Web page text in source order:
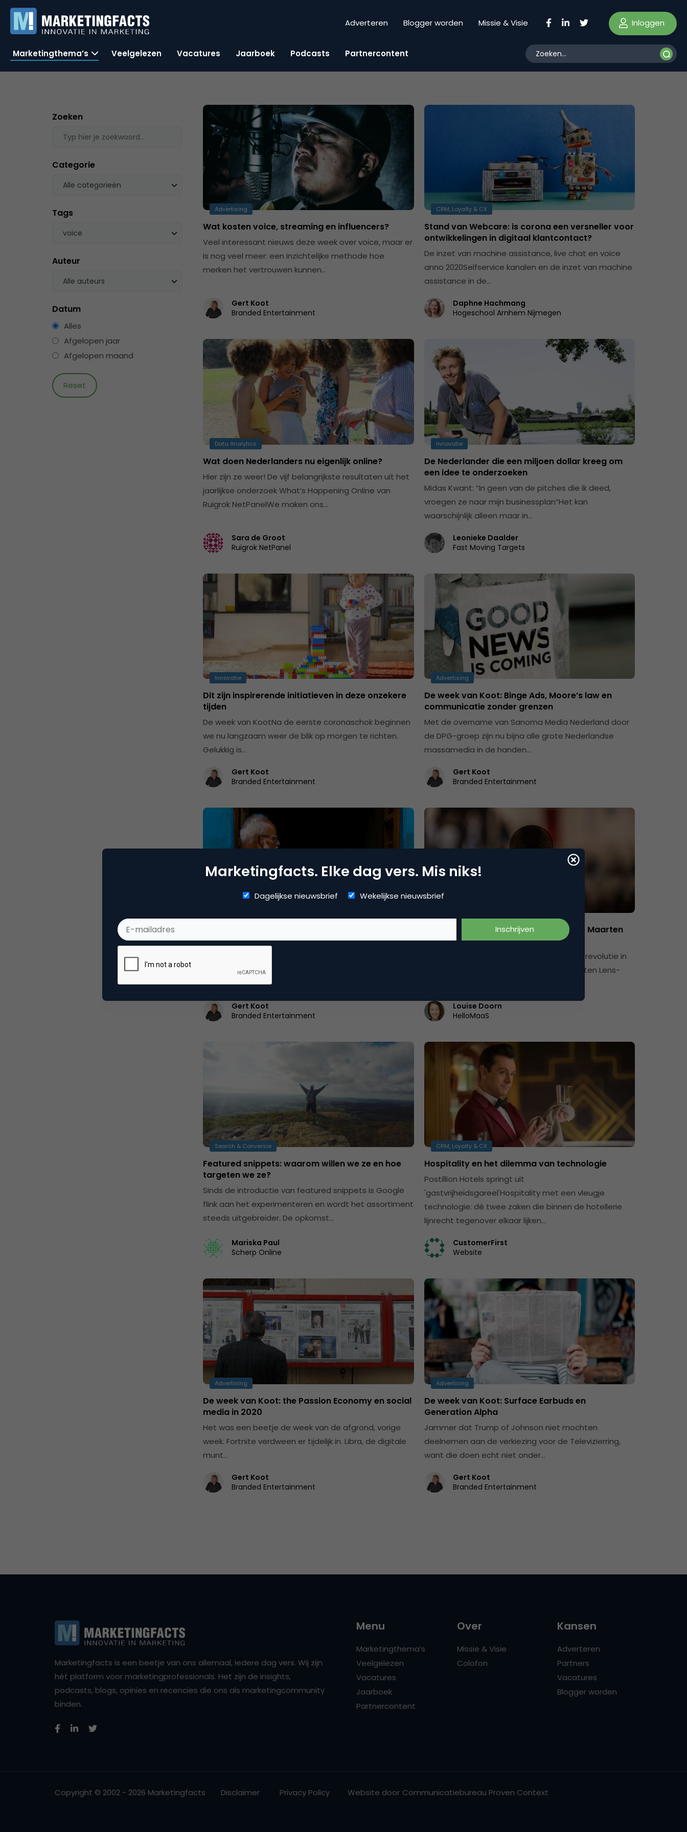
Adverteren Blogger worden Missie & Visie Inloggen
Marketingthema’s Veelgelezen Vacatures Jaarboek Podcasts Partnercontent
Zoeken
Categorie
Alle categorieën
Tags
voice
Auteur
Alle auteurs
Datum
Alles
Afgelopen jaar
Afgelopen maand
Advertising
Wat kosten voice, streaming en influencers?
Veel interessant nieuws deze week over voice, maar er
is nog veel meer: een inzichtelijke methode hoe
merken het vertrouwen kunnen…
Gert Koot
Branded Entertainment
CRM, Loyalty & CX
Stand van Webcare: is corona een versneller voor
ontwikkelingen in digitaal klantcontact?
De inzet van machine assistance, live chat en voice
anno 2020Selfservice kanalen en de inzet van machine
assistance in de…
Daphne Hachmang
Hogeschool Arnhem Nijmegen
Data Analytics
Wat doen Nederlanders nu eigenlijk online?
Hier zijn ze weer! De vijf belangrijkste resultaten uit het
jaarlijkse onderzoek What’s Happening Online van
Ruigrok NetPanelWe maken ons…
Sara de Groot
Ruigrok NetPanel
Innovatie
De Nederlander die een miljoen dollar kreeg om
een idee te onderzoeken
Midas Kwant: “In geen van de pitches die ik deed,
vroegen ze naar mijn businessplan”Het kan
waarschijnlijk alleen maar in…
Leonieke Daalder
Fast Moving Targets
Innovatie
Dit zijn inspirerende initiatieven in deze onzekere
tijden
De week van KootNa de eerste coronaschok beginnen
we nu langzaam weer de blik op morgen te richten.
Gelukkig is…
Gert Koot
Branded Entertainment
Advertising
De week van Koot: Binge Ads, Moore’s law en
communicatie zonder grenzen
Met de overname van Sanoma Media Nederland door
de DPG-groep zijn nu bijna alle grote Nederlandse
massamedia in de handen…
Gert Koot
Branded Entertainment
en Pantone’s kleur voor 2020
Als piek op de vuurpijl is er dan natuurlijk…
Gert Koot
Branded Entertainment
Podcast: voice volgens voice-pioniers Maarten
Lens-Fitzgerald en Jeroen de Bakker
Hey Siri! Hello Alexa! Is voice-marketing de revolutie in
marketing en interface-design? Met Maarten Lens-
Louise Doorn
HelloMaaS
Search & Conversie
Featured snippets: waarom willen we ze en hoe
targeten we ze?
Sinds de introductie van featured snippets is Google
flink aan het experimenteren en wordt het assortiment
steeds uitgebreider. De opkomst…
Mariska Paul
Scherp Online
CRM, Loyalty & CX
Hospitality en het dilemma van technologie
Postillion Hotels springt uit
'gastvrijheidsgareel'Hospitality met een vleugje
technologie: dé twee zaken die binnen de hotellerie
lijnrecht tegenover elkaar lijken…
CustomerFirst
Website
Advertising
De week van Koot: the Passion Economy en social
media in 2020
Het was een beetje de week van de afgrond, vorige
week. Fortnite verdween er tijdelijk in. Libra, de digitale
munt…
Gert Koot
Branded Entertainment
Advertising
De week van Koot: Surface Earbuds en
Generation Alpha
Jammer dat Trump of Johnson niet mochten
deelnemen aan de verkiezing voor de Televizierring,
want die doen echt niet onder…
Gert Koot
Branded Entertainment
Marketingfacts. Elke dag vers. Mis niks!
Dagelijkse nieuwsbrief Wekelijkse nieuwsbrief
Marketingfacts is een beetje van ons allemaal, iedere dag vers. Wij zijn
hét platform voor marketingprofessionals. Het zijn de insights,
podcasts, blogs, opinies en recencies die ons als marketingcommunity
binden.
Menu
Marketingthema’s
Veelgelezen
Vacatures
Jaarboek
Partnercontent
Over
Missie & Visie
Colofon
Kansen
Adverteren
Partners
Vacatures
Blogger worden
Copyright © 2002 - 2026 Marketingfacts Disclaimer Privacy Policy Website door Communicatiebureau Proven Context